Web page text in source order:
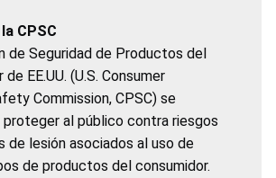
CPSC
de Seguridad de Productos del
de EE.UU. (U.S. Consumer
Commission, CPSC) se
proteger al público contra riesgos
de lesión asociados al uso de
de productos del consumidor.